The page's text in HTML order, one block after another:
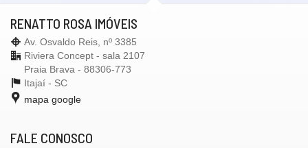
RENATTO ROSA IMÓVEIS
Av. Osvaldo Reis, nº 3385
Riviera Concept - sala 2107
Praia Brava - 88306-773
Itajaí - SC
mapa google
FALE CONOSCO